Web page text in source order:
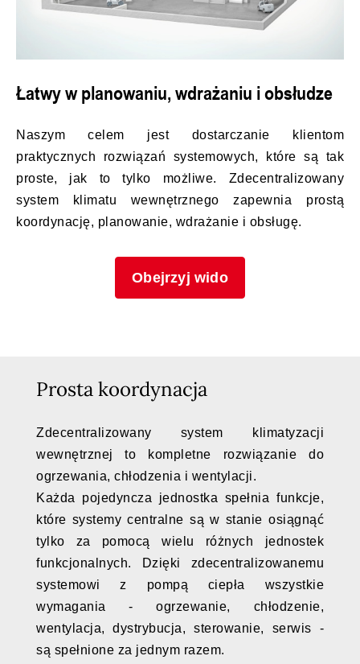
Łatwy w planowaniu, wdrażaniu i obsłudze
Naszym celem jest dostarczanie klientom
praktycznych rozwiązań systemowych, które są tak
proste, jak to tylko możliwe. Zdecentralizowany
system klimatu wewnętrznego zapewnia prostą
koordynację, planowanie, wdrażanie i obsługę.
Obejrzyj wido
Prosta koordynacja
Zdecentralizowany system klimatyzacji
wewnętrznej to kompletne rozwiązanie do
ogrzewania, chłodzenia i wentylacji.
Każda pojedyncza jednostka spełnia funkcje,
które systemy centralne są w stanie osiągnąć
tylko za pomocą wielu różnych jednostek
funkcjonalnych. Dzięki zdecentralizowanemu
systemowi z pompą ciepła wszystkie
wymagania - ogrzewanie, chłodzenie,
wentylacja, dystrybucja, sterowanie, serwis -
są spełnione za jednym razem.